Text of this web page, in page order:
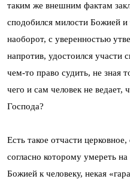
таким же внешним фактам
сподобился милости Божией
наоборот, с уверенностью
напротив, удостоился участи
чем-то право судить, не зная
чего и сам человек не
Господа?
Есть такое отчасти
согласно которому умереть
Божией к человеку, некая